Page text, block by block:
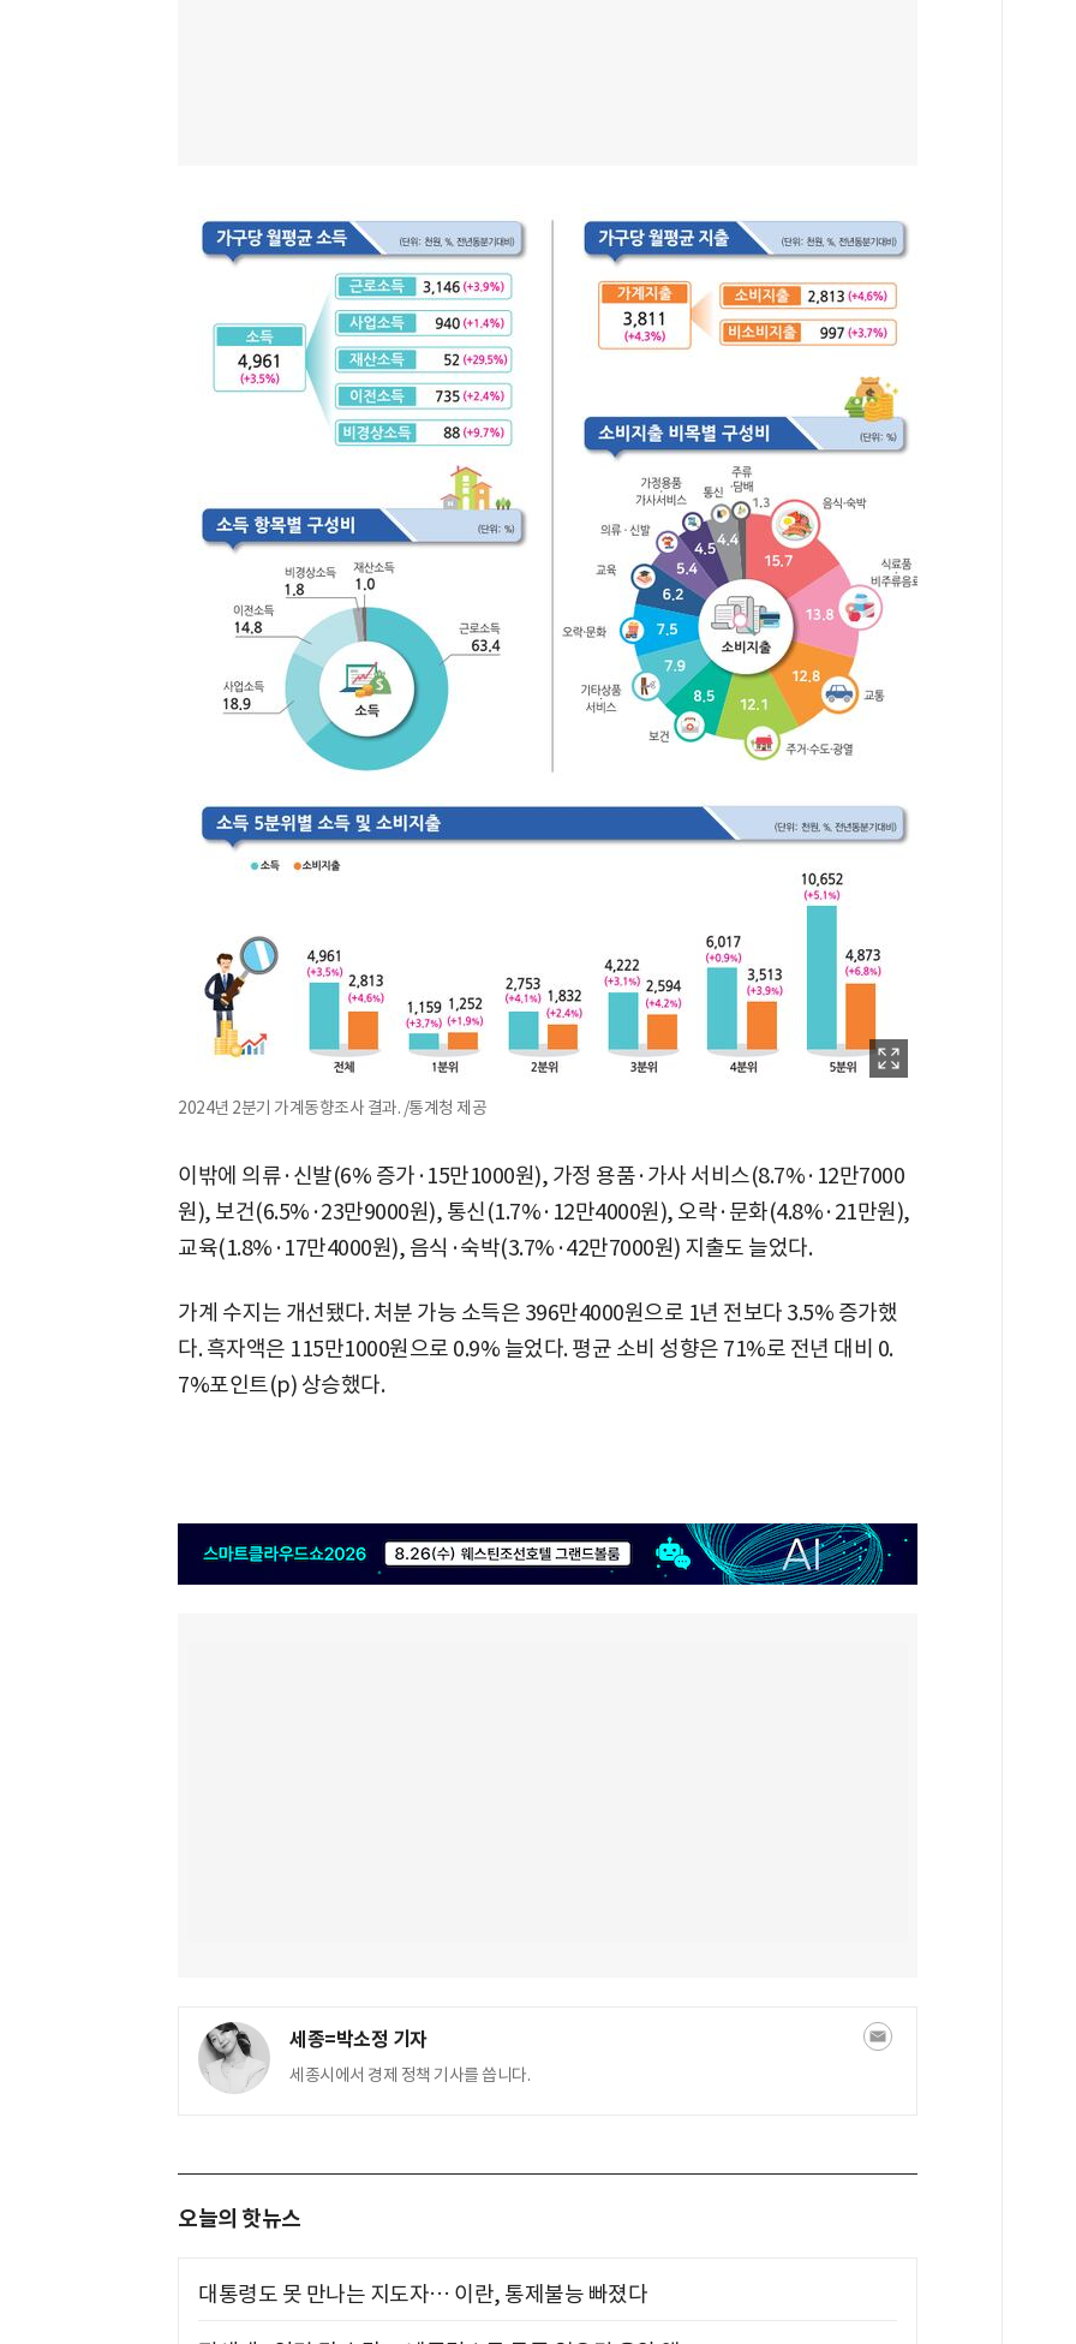
2024년 2분기 가계동향조사 결과. /통계청 제공
이밖에 의류·신발(6% 증가·15만1000원), 가정 용품·가사 서비스(8.7%·12만7000
원), 보건(6.5%·23만9000원), 통신(1.7%·12만4000원), 오락·문화(4.8%·21만원),
교육(1.8%·17만4000원), 음식·숙박(3.7%·42만7000원) 지출도 늘었다.
가계 수지는 개선됐다. 처분 가능 소득은 396만4000원으로 1년 전보다 3.5% 증가했
다. 흑자액은 115만1000원으로 0.9% 늘었다. 평균 소비 성향은 71%로 전년 대비 0.
7%포인트(p) 상승했다.
세종=박소정 기자
세종시에서 경제 정책 기사를 씁니다.
오늘의 핫뉴스
대통령도 못 만나는 지도자… 이란, 통제불능 빠졌다